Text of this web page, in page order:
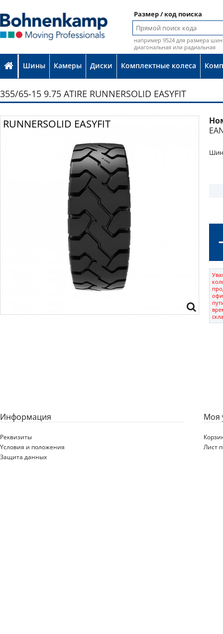
Размер / код поиска
например 9524 для размера шин
диагональная или радиальная
Шины Камеры Диски Комплектные колеса
355/65-15 9.75 ATIRE RUNNERSOLID EASYFIT
RUNNERSOLID EASYFIT
Информация
Реквизиты
Yсловия и положения
Защита данных
Моя
Лист